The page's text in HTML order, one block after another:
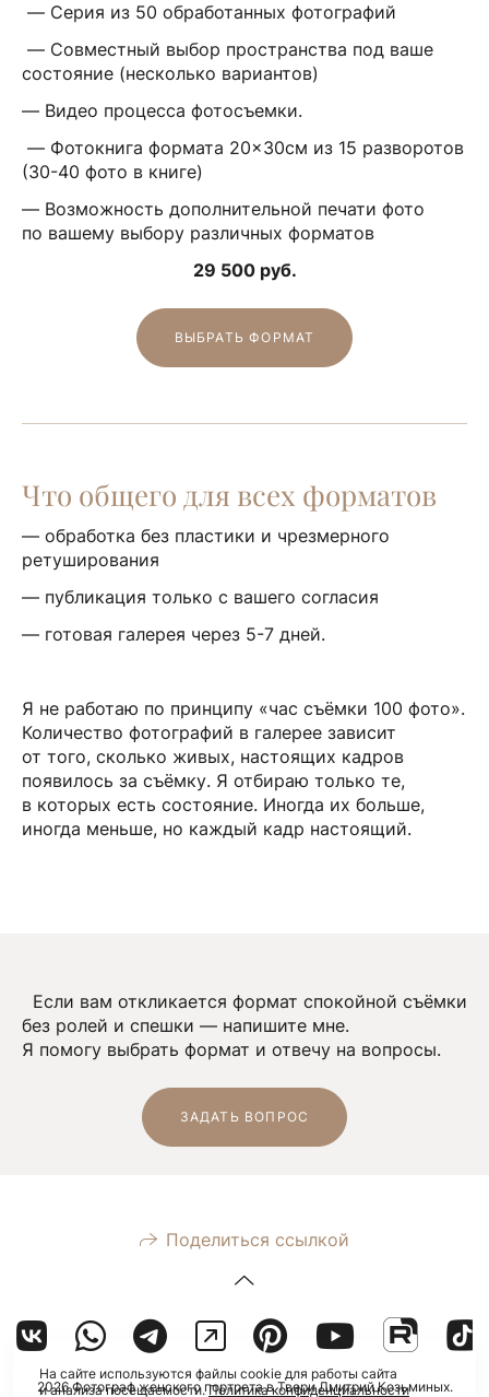
— Серия из 50 обработанных фотографий
— Совместный выбор пространства под ваше
состояние (несколько вариантов)
— Видео процесса фотосъемки.
— Фотокнига формата 20×30см из 15 разворотов
(30-40 фото в книге)
— Возможность дополнительной печати фото
по вашему выбору различных форматов
29 500 руб.
ВЫБРАТЬ ФОРМАТ
Что общего для всех форматов
— обработка без пластики и чрезмерного
ретуширования
— публикация только с вашего согласия
— готовая галерея через 5-7 дней.
Я не работаю по принципу «час съёмки 100 фото».
Количество фотографий в галерее зависит
от того, сколько живых, настоящих кадров
появилось за съёмку. Я отбираю только те,
в которых есть состояние. Иногда их больше,
иногда меньше, но каждый кадр настоящий.
Если вам откликается формат спокойной съёмки
без ролей и спешки — напишите мне.
Я помогу выбрать формат и отвечу на вопросы.
ЗАДАТЬ ВОПРОС
Поделиться ссылкой
2026 Фотограф женского портрета в Твери Дмитрий Козьминых.
На сайте используются файлы cookie для работы сайта
и анализа посещаемости.Политика конфиденциальности